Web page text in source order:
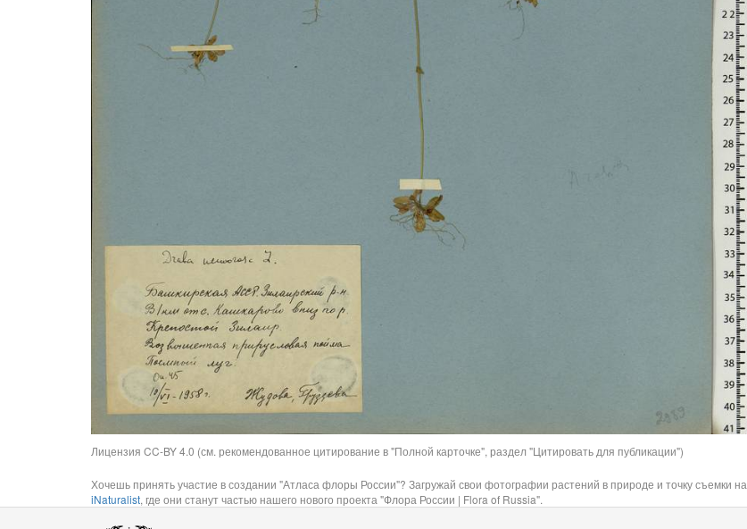
Лицензия CC-BY 4.0 (см. рекомендованное цитирование в "Полной карточке", раздел "Цитировать для публикации")
Хочешь принять участие в создании "Атласа флоры России"? Загружай свои фотографии растений в природе и точку съемки на
iNaturalist, где они станут частью нашего нового проекта "Флора России | Flora of Russia".